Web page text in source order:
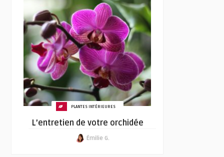
PLANTES INTÉRIEURES
L’entretien de votre orchidée
Émilie G.